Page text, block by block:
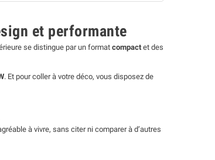
et performante
se distingue par un formatcompact et des
. Et pour coller à votre déco, vous disposez de
à vivre, sans citer ni comparer à d’autres